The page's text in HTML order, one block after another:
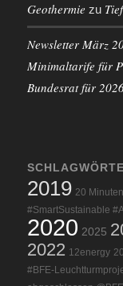
Geothermie zu
Newsletter März
Minimaltarife für
Bundesrat für
2019 20 Minuten
#SmartSustainable
2020 2025
2022 12energy
#BFE-